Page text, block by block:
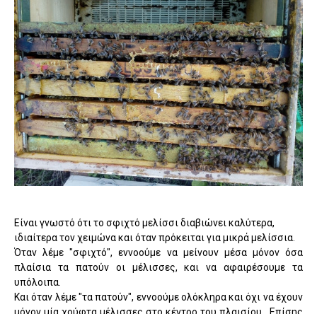
Είναι γνωστό ότι το σφιχτό μελίσσι διαβιώνει καλύτερα,
ιδιαίτερα τον χειμώνα και όταν πρόκειται για μικρά μελίσσια.
Όταν λέμε "σφιχτό", εννοούμε να μείνουν μέσα μόνον όσα
πλαίσια τα πατούν οι μέλισσες, και να αφαιρέσουμε τα
υπόλοιπα.
Και όταν λέμε "τα πατούν", εννοούμε ολόκληρα και όχι να έχουν